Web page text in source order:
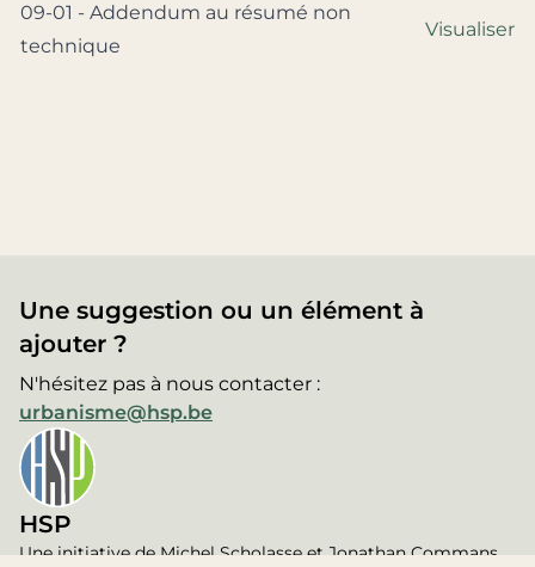
09-01 - Addendum au résumé non
technique
Visualiser
Une suggestion ou un élément à
ajouter ?
N'hésitez pas à nous contacter :
urbanisme@hsp.be
HSP
Une initiative de Michel Scholasse et Jonathan Commans,